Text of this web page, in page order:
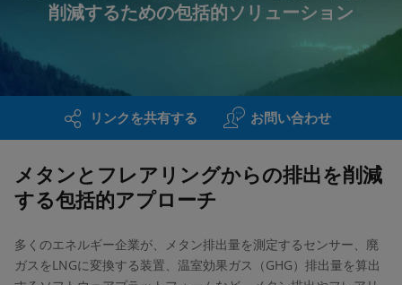
削減するための包括的ソリューション
リンクを共有する お問い合わせ
メタンとフレアリングからの排出を削減
する包括的アプローチ
多くのエネルギー企業が、メタン排出量を測定するセンサー、廃
ガスをLNGに変換する装置、温室効果ガス（GHG）排出量を算出